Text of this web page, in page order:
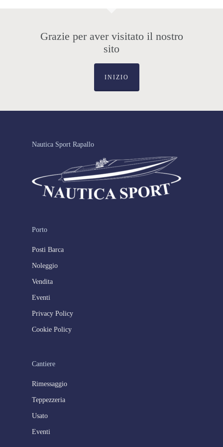
Grazie per aver visitato il nostro
sito
INIZIO
Nautica Sport Rapallo
Porto
Posti Barca
Noleggio
Vendita
Eventi
Privacy Policy
Cookie Policy
Cantiere
Rimessaggio
Teppezzeria
Usato
Eventi